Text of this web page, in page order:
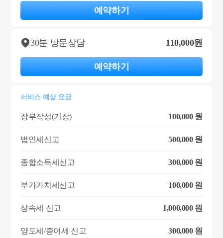
예약하기
30분 방문상담 110,000원
예약하기
서비스 예상 요금
장부작성(기장) 100,000 원
법인세신고 500,000 원
종합소득세신고 300,000 원
부가가치세신고 100,000 원
상속세 신고 1,000,000 원
양도세/증여세 신고 300,000 원